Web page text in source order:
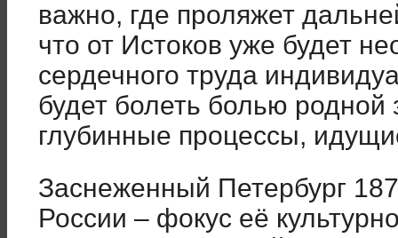
важно, где проляжет
что от Истоков уже будет
сердечного труда
будет болеть болью родной
глубинные процессы,
Заснеженный Петербург
России – фокус её